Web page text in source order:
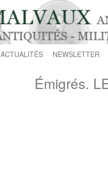
ACTUALITÉS NEWSLETTER
Émigrés.